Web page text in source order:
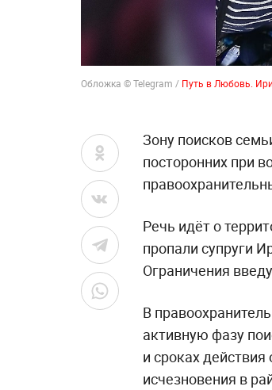
Обложка © Telegram / Путь в Любовь.
Зону поисков
посторонних при
Речь идёт о
пропали супруги
Ограничения
В
активную фазу
и сроках
исчезновения в